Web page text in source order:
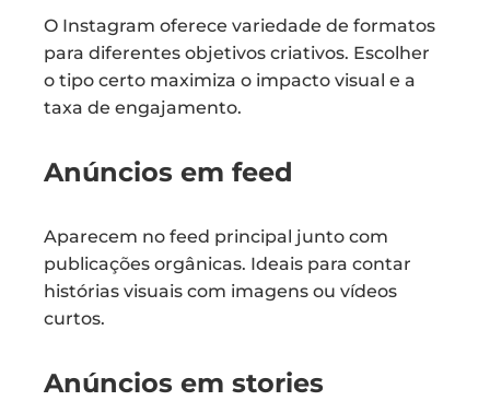
O Instagram oferece variedade de formatos
para diferentes objetivos criativos. Escolher
o tipo certo maximiza o impacto visual e a
taxa de engajamento.
Anúncios em feed
Aparecem no feed principal junto com
publicações orgânicas. Ideais para contar
histórias visuais com imagens ou vídeos
curtos.
Anúncios em stories